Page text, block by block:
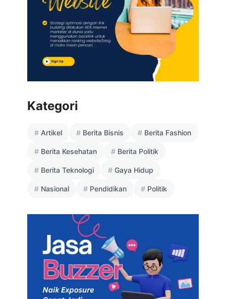
Kategori
Artikel Berita Bisnis Berita Fashion
Berita Kesehatan Berita Politik
Berita Teknologi Gaya Hidup
Nasional Pendidikan Politik